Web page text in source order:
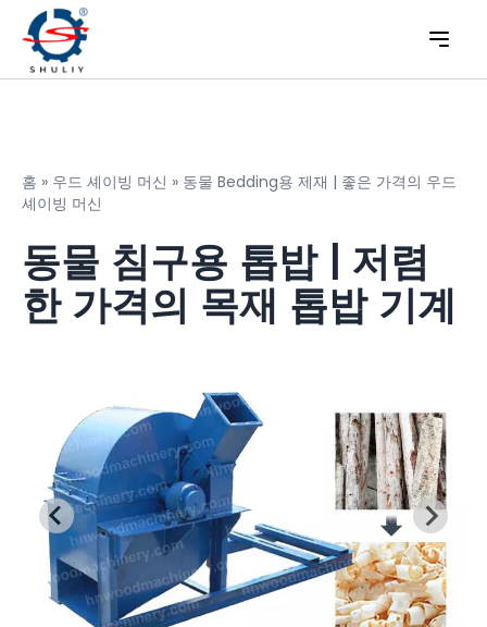
홈 » 우드 셰이빙 머신 » 동물 Bedding용 제재 | 좋은 가격의 우드
셰이빙 머신
동물 침구용 톱밥 | 저렴
한 가격의 목재 톱밥 기계